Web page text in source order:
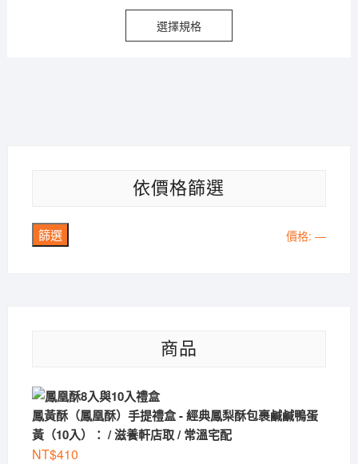
選擇規格
依價格篩選
最最
篩選 價格:—
商品
鳳黃酥（鳳凰酥）手提禮盒 - 經典鳳梨酥包裹鹹鹹鴨蛋
黃（10入）： / 滋養軒店取 / 常溫宅配
NT$410